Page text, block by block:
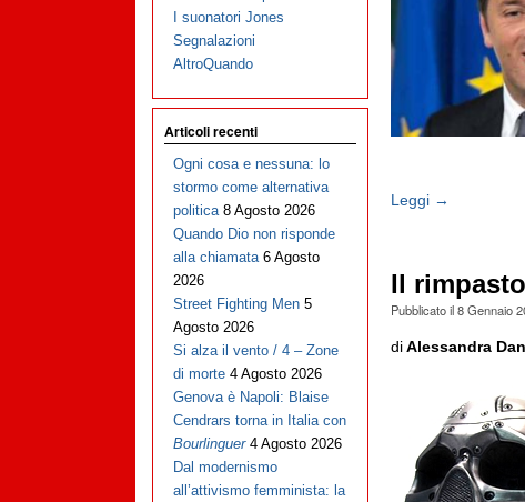
Leggi →
Il
Pubblicato il8 Gennaio
diAlessandra
I suonatori Jones
Segnalazioni
AltroQuando
Articoli recenti
Ogni cosa e nessuna: lo
stormo come alternativa
politica 8 Agosto 2026
Quando Dio non risponde
alla chiamata 6 Agosto
2026
Street Fighting Men 5
Agosto 2026
Si alza il vento / 4 – Zone
di morte 4 Agosto 2026
Genova è Napoli: Blaise
Cendrars torna in Italia con
Bourlinguer 4 Agosto 2026
Dal modernismo
all’attivismo femminista: la